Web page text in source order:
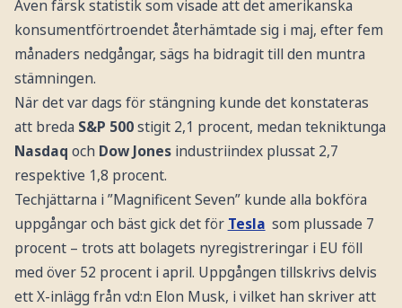
Även färsk statistik som visade att det amerikanska
konsumentförtroendet återhämtade sig i maj, efter fem
månaders nedgångar, sägs ha bidragit till den muntra
stämningen.
När det var dags för stängning kunde det konstateras
att breda S&P 500stigit 2,1 procent, medan tekniktunga
Nasdaq och Dow Jonesindustriindex plussat 2,7
respektive 1,8 procent.
Techjättarna i ”Magnificent Seven” kunde alla bokföra
uppgångar och bäst gick det för Tesla som plussade 7
procent – trots att bolagets nyregistreringar i EU föll
med över 52 procent i april. Uppgången tillskrivs delvis
ett X-inlägg från vd:n Elon Musk, i vilket han skriver att